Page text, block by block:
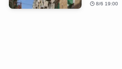
8/6 19:00